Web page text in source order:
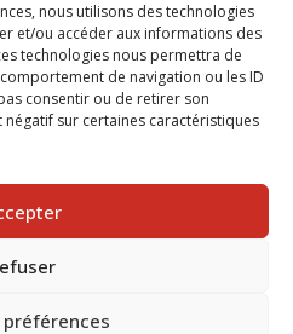
nous utilisons des technologies
et/ou accéder aux informations des
technologies nous permettra de
de navigation ou les ID
consentir ou de retirer son
sur certaines caractéristiques
préférences
- TOUS DROITS RÉSERVÉS -
:INGÉNIERIE TECH